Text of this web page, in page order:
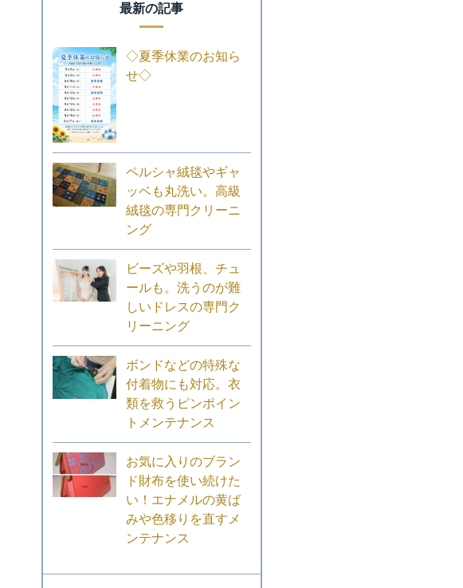
最新の記事
◇夏季休業のお知ら
せ◇
ペルシャ絨毯やギャ
ッベも丸洗い。高級
絨毯の専門クリーニ
ング
ビーズや羽根、チュ
ールも。洗うのが難
しいドレスの専門ク
リーニング
ボンドなどの特殊な
付着物にも対応。衣
類を救うピンポイン
トメンテナンス
お気に入りのブラン
ド財布を使い続けた
い！エナメルの黄ば
みや色移りを直すメ
ンテナンス